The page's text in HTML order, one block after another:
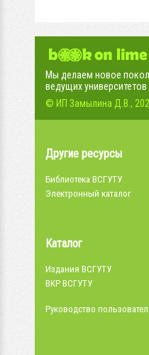
Мы делаем новое
ведущих университетов
© ИП Замылина Д.В.,
Другие ресурсы
Библиотека ВСГУТУ
Электронный каталог
Каталог
Издания ВСГУТУ
ВКР ВСГУТУ
Руководство